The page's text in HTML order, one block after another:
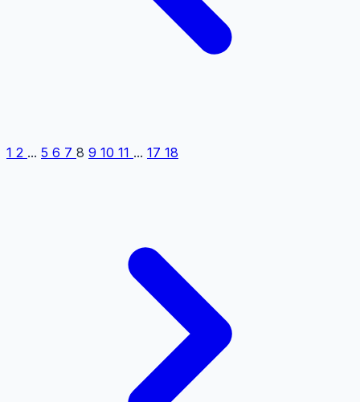
1 2 ... 5 6 7 8 9 10 11 ... 17 18